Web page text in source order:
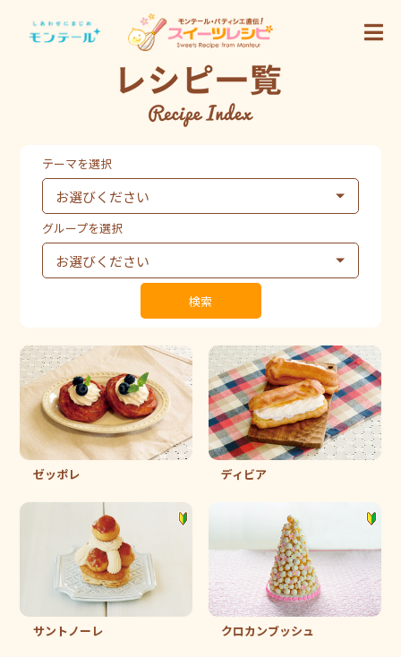
テーマを選択
グループを選択
ゼッポレ ディビア
サントノーレ クロカンブッシュ